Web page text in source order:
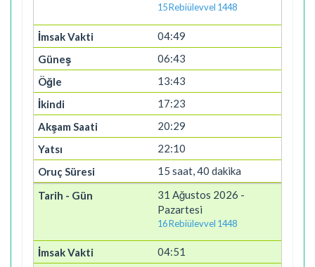
15 Rebiülevvel 1448
04:49
06:43
13:43
17:23
20:29
22:10
15 saat, 40 dakika
31 Ağustos 2026 -
Pazartesi
16 Rebiülevvel 1448
04:51